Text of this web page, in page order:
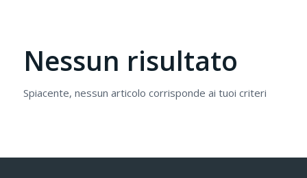
Nessun risultato
Spiacente, nessun articolo corrisponde ai tuoi criteri